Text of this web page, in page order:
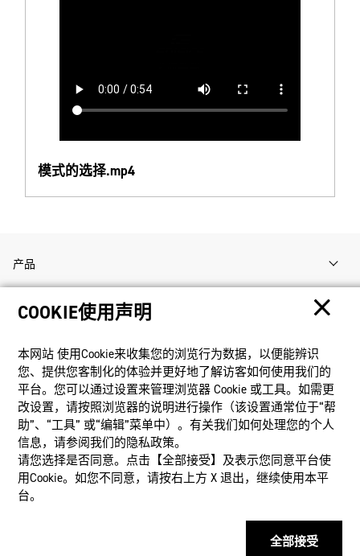
模式的选择.mp4
产品
客户支持
资讯
社交媒体
© 2025 卡西欧（中国）贸易有限公司 CASIO(China) Co., Ltd
COOKIE使用声明
本网站 使⽤Cookie来收集您的浏览⾏为数据，以便能辨识
您、提供您客制化的体验并更好地了解访客如何使⽤我们的
平台。您可以通过设置来管理浏览器 Cookie 或⼯具。如需更
改设置，请按照浏览器的说明进⾏操作（该设置通常位于“帮
助”、“⼯具” 或“编辑”菜单中）。有关我们如何处理您的个⼈
信息，请参阅我们的隐私政策。
请您选择是否同意。点击【全部接受】及表示您同意平台使
用Cookie。如您不同意，请按右上⽅ X 退出，继续使⽤本平
台。
全部接受